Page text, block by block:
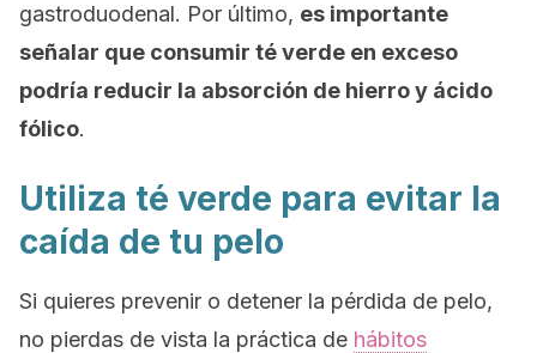
gastroduodenal. Por último, es importante
señalar que consumir té verde en exceso
podría reducir la absorción de hierro y ácido
fólico.
Utiliza té verde para evitar la
caída de tu pelo
Si quieres prevenir o detener la pérdida de pelo,
no pierdas de vista la práctica de hábitos